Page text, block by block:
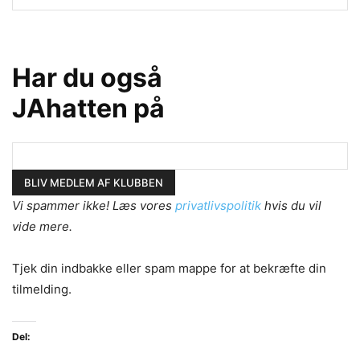
Har du også
JAhatten på
Vi spammer ikke! Læs vores privatlivspolitik hvis du vil
vide mere.
Tjek din indbakke eller spam mappe for at bekræfte din
tilmelding.
Del: